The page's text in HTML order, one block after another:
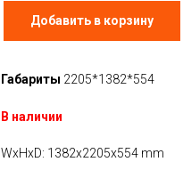
Добавить в корзину
Габариты 2205*1382*554
В наличии
WxHxD: 1382x2205x554 mm